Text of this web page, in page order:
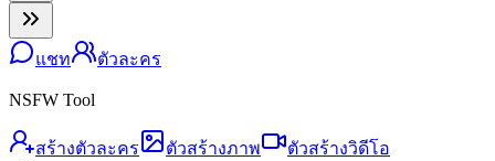
แชท ตัวละคร
NSFW Tool
สร้างตัวละคร ตัวสร้างภาพ
ตัวสร้างวิดีโอ